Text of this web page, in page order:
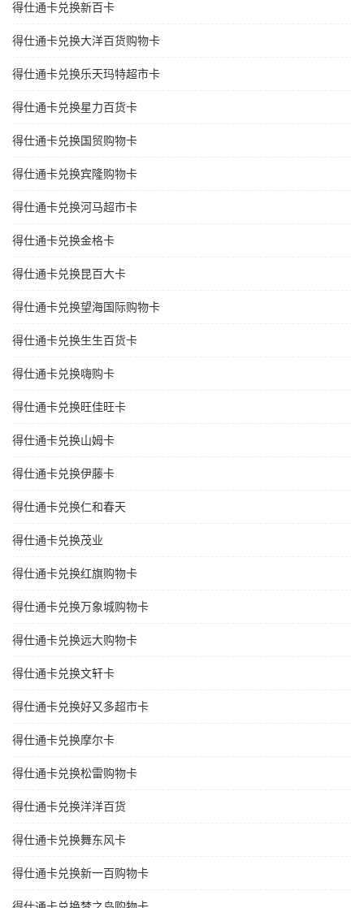
得仕通卡兑换新百卡
得仕通卡兑换大洋百货购物卡
得仕通卡兑换乐天玛特超市卡
得仕通卡兑换星力百货卡
得仕通卡兑换国贸购物卡
得仕通卡兑换宾隆购物卡
得仕通卡兑换河马超市卡
得仕通卡兑换金格卡
得仕通卡兑换昆百大卡
得仕通卡兑换望海国际购物卡
得仕通卡兑换生生百货卡
得仕通卡兑换嗨购卡
得仕通卡兑换旺佳旺卡
得仕通卡兑换山姆卡
得仕通卡兑换伊藤卡
得仕通卡兑换仁和春天
得仕通卡兑换茂业
得仕通卡兑换红旗购物卡
得仕通卡兑换万象城购物卡
得仕通卡兑换远大购物卡
得仕通卡兑换文轩卡
得仕通卡兑换好又多超市卡
得仕通卡兑换摩尔卡
得仕通卡兑换松雷购物卡
得仕通卡兑换洋洋百货
得仕通卡兑换舞东风卡
得仕通卡兑换新一百购物卡